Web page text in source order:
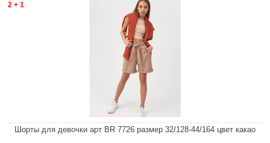
2 + 1
Шорты для девочки арт BR 7726 размер 32/128-44/164 цвет какао